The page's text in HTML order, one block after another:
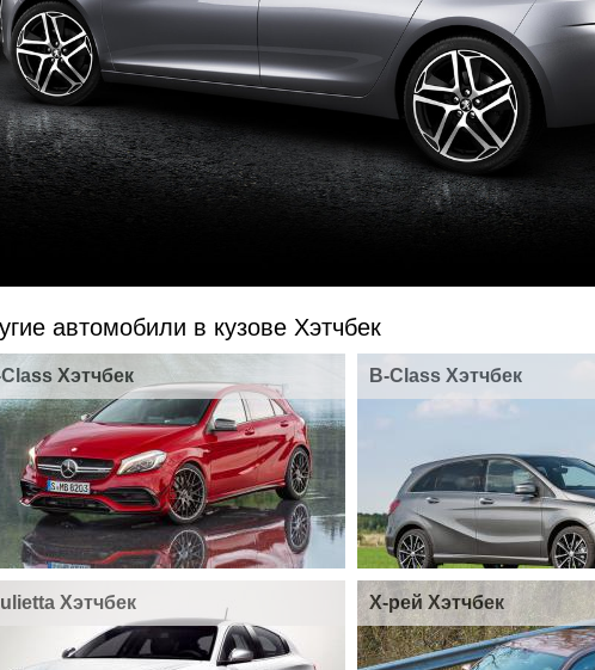
автомобили в кузове Хэтчбек
Хэтчбек B-Class Хэтчбек
Хэтчбек Х-рей Хэтчбек